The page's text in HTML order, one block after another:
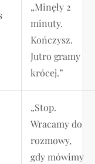
„Minęły 2
minuty.
Kończysz.
Jutro gramy
krócej.”
„Stop.
Wracamy do
rozmowy,
gdy mówimy